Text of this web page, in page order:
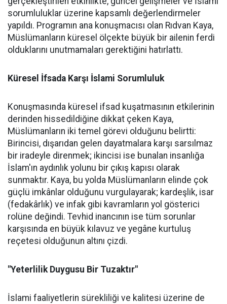
sorumluluklar üzerine kapsamlı değerlendirmeler
yapıldı. Programın ana konuşmacısı olan Rıdvan Kaya,
Müslümanların küresel ölçekte büyük bir ailenin ferdi
olduklarını unutmamaları gerektiğini hatırlattı.
Küresel İfsada Karşı İslami Sorumluluk
Konuşmasında küresel ifsad kuşatmasının etkilerinin
derinden hissedildiğine dikkat çeken Kaya,
Müslümanların iki temel görevi olduğunu belirtti:
Birincisi, dışarıdan gelen dayatmalara karşı sarsılmaz
bir iradeyle direnmek; ikincisi ise bunalan insanlığa
İslam'ın aydınlık yolunu bir çıkış kapısı olarak
sunmaktır. Kaya, bu yolda Müslümanların elinde çok
güçlü imkânlar olduğunu vurgulayarak; kardeşlik, isar
(fedakârlık) ve infak gibi kavramların yol gösterici
rolüne değindi. Tevhid inancının ise tüm sorunlar
karşısında en büyük kılavuz ve yegâne kurtuluş
reçetesi olduğunun altını çizdi.
"Yeterlilik Duygusu Bir Tuzaktır"
İslami faaliyetlerin sürekliliği ve kalitesi üzerine de